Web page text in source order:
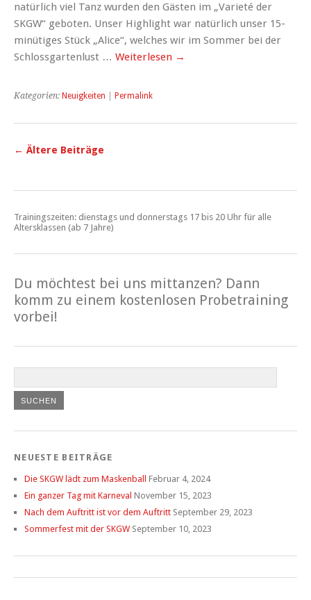
natürlich viel Tanz wurden den Gästen im „Varieté der
SKGW“ geboten. Unser Highlight war natürlich unser 15-
minütiges Stück „Alice“, welches wir im Sommer bei der
Schlossgartenlust … Weiterlesen →
Kategorien: Neuigkeiten Permalink
← Ältere Beiträge
Trainingszeiten: dienstags und donnerstags 17 bis 20 Uhr für alle
Altersklassen (ab 7 Jahre)
Du möchtest bei uns mittanzen? Dann
komm zu einem kostenlosen Probetraining
vorbei!
NEUESTE BEITRÄGE
Die SKGW lädt zum Maskenball
Februar 4, 2024
Ein ganzer Tag mit Karneval November 15, 2023
Nach dem Auftritt ist vor dem Auftritt September 29, 2023
Sommerfest mit der SKGW September 10, 2023